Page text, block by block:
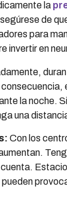
la
de
para
invertir en
la noche.
una
Con los